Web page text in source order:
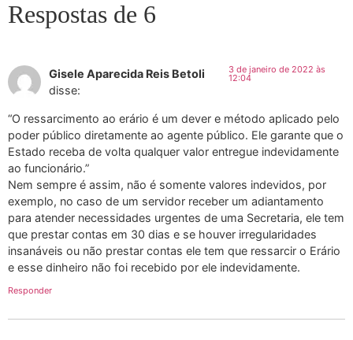
Respostas de 6
Gisele Aparecida Reis Betoli
disse:
3 de janeiro de 2022 às
12:04
“O ressarcimento ao erário é um dever e método aplicado pelo
poder público diretamente ao agente público. Ele garante que o
Estado receba de volta qualquer valor entregue indevidamente
ao funcionário.”
Nem sempre é assim, não é somente valores indevidos, por
exemplo, no caso de um servidor receber um adiantamento
para atender necessidades urgentes de uma Secretaria, ele tem
que prestar contas em 30 dias e se houver irregularidades
insanáveis ou não prestar contas ele tem que ressarcir o Erário
e esse dinheiro não foi recebido por ele indevidamente.
Responder